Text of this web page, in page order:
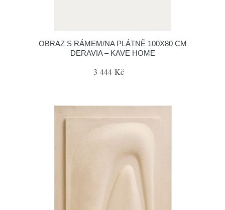
OBRAZ S RÁMEM/NA PLÁTNĚ 100X80 CM
DERAVIA – KAVE HOME
3 444 Kč